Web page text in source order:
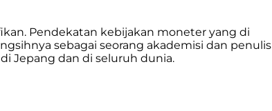
Pendekatan kebijakan moneter yang di
sebagai seorang akademisi dan penulis
Jepang dan di seluruh dunia.